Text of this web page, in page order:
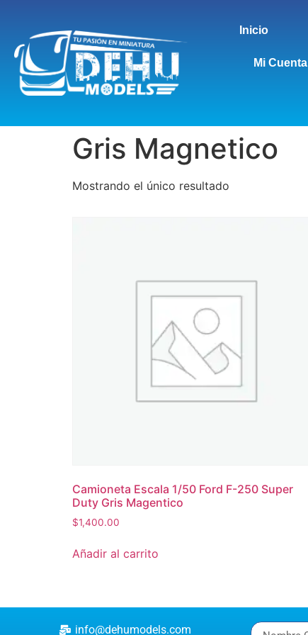
Inicio
Mi Cuenta
Gris Magnetico
Mostrando el único resultado
Camioneta Escala 1/50 Ford F-250 Super
Duty Gris Magentico
$1,400.00
Añadir al carrito
info@dehumodels.com